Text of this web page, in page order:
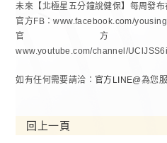
未來【北極星五分鐘說健保】每周發
官方FB：www.facebook.com/
官方
www.youtube.com/channel/
如有任何需要請洽： 官方LINE@為您
回上一頁